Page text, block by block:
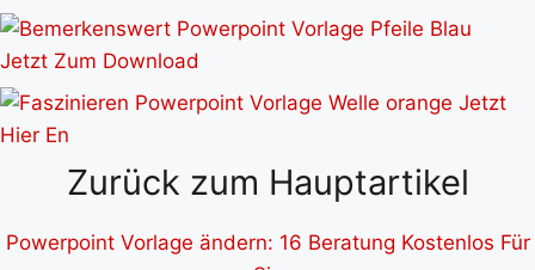
Zurück zum Hauptartikel
Powerpoint Vorlage ändern: 16 Beratung Kostenlos Für